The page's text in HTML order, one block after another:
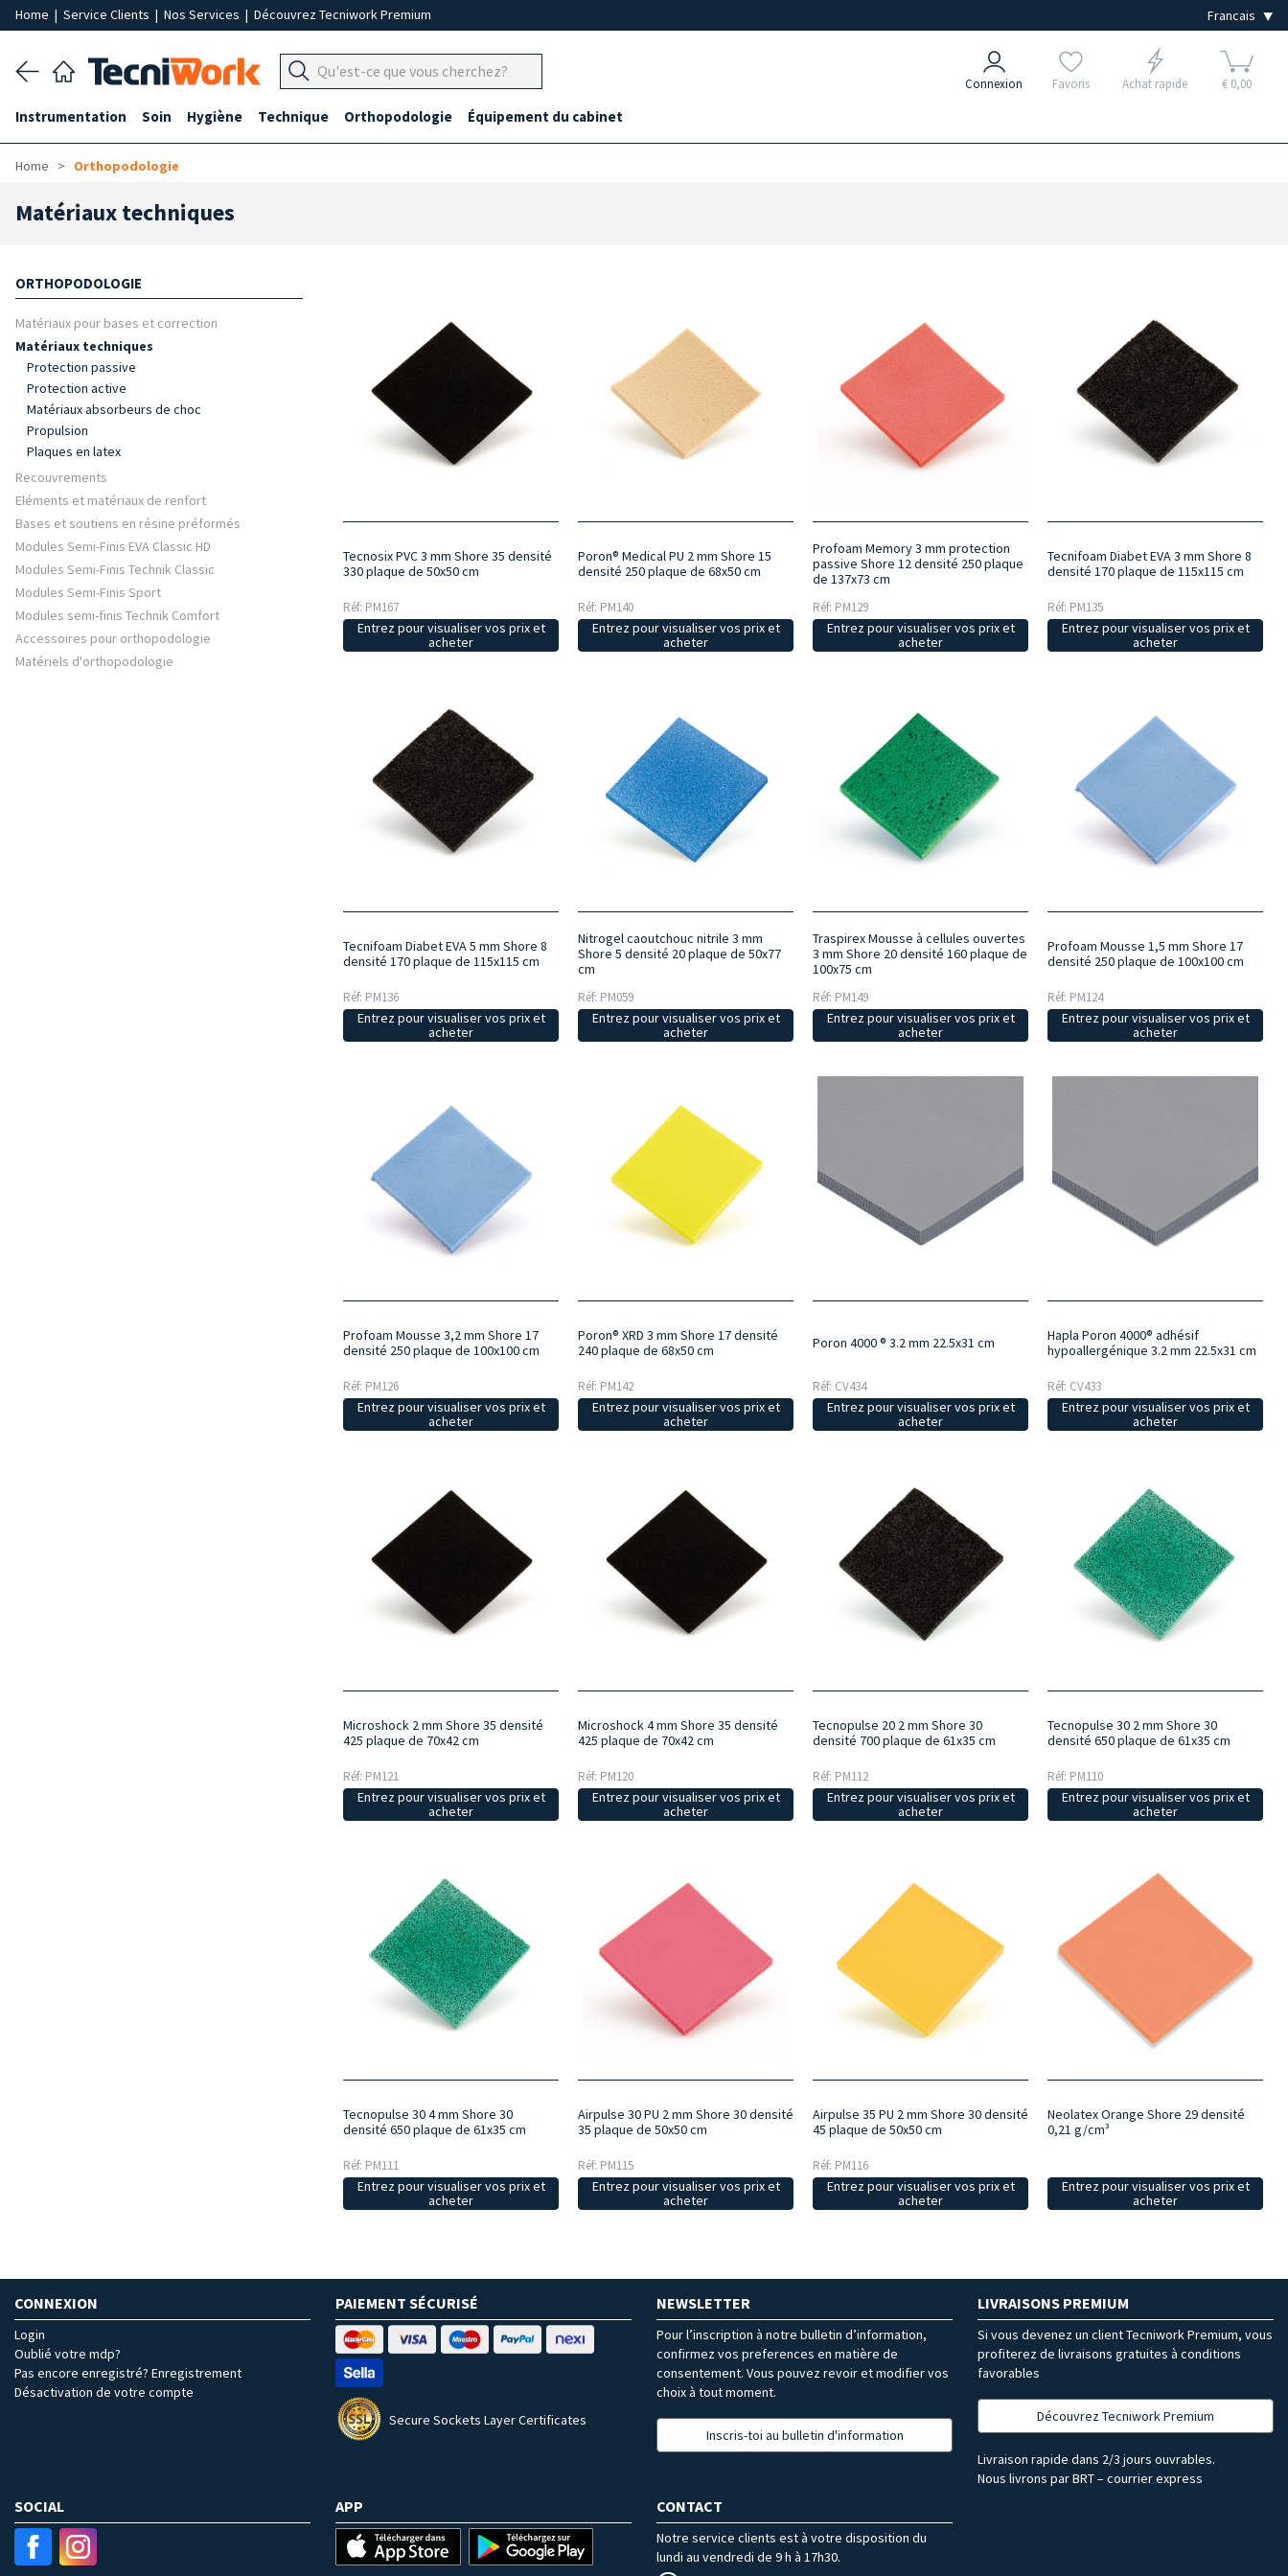
Home | Service Clients | Nos Services | Découvrez Tecniwork Premium
Connexion Favoris Achat rapide € 0,00
Instrumentation Soin Hygiène Technique Orthopodologie Équipement du cabinet
Home Orthopodologie
Matériaux techniques
ORTHOPODOLOGIE
Matériaux pour bases et correction
Matériaux techniques
Protection passive
Protection active
Matériaux absorbeurs de choc
Propulsion
Plaques en latex
Recouvrements
Eléments et matériaux de renfort
Bases et soutiens en résine préformés
Modules Semi-Finis EVA Classic HD
Modules Semi-Finis Technik Classic
Modules Semi-Finis Sport
Modules semi-finis Technik Comfort
Accessoires pour orthopodologie
Matériels d'orthopodologie
Tecnosix PVC 3 mm Shore 35 densité
330 plaque de 50x50 cm
Réf: PM167
Entrez pour visualiser vos prix et
acheter
Poron® Medical PU 2 mm Shore 15
densité 250 plaque de 68x50 cm
Réf: PM140
Entrez pour visualiser vos prix et
acheter
Profoam Memory 3 mm protection
passive Shore 12 densité 250 plaque
de 137x73 cm
Réf: PM129
Entrez pour visualiser vos prix et
acheter
Tecnifoam Diabet EVA 3 mm Shore 8
densité 170 plaque de 115x115 cm
Réf: PM135
Entrez pour visualiser vos prix et
acheter
Tecnifoam Diabet EVA 5 mm Shore 8
densité 170 plaque de 115x115 cm
Réf: PM136
Entrez pour visualiser vos prix et
acheter
Nitrogel caoutchouc nitrile 3 mm
Shore 5 densité 20 plaque de 50x77
cm
Réf: PM059
Entrez pour visualiser vos prix et
acheter
Traspirex Mousse à cellules ouvertes
3 mm Shore 20 densité 160 plaque de
100x75 cm
Réf: PM149
Entrez pour visualiser vos prix et
acheter
Profoam Mousse 1,5 mm Shore 17
densité 250 plaque de 100x100 cm
Réf: PM124
Entrez pour visualiser vos prix et
acheter
Profoam Mousse 3,2 mm Shore 17
densité 250 plaque de 100x100 cm
Réf: PM126
Entrez pour visualiser vos prix et
acheter
Poron® XRD 3 mm Shore 17 densité
240 plaque de 68x50 cm
Réf: PM142
Entrez pour visualiser vos prix et
acheter
Poron 4000 ® 3.2 mm 22.5x31 cm
Réf: CV434
Entrez pour visualiser vos prix et
acheter
Hapla Poron 4000® adhésif
hypoallergénique 3.2 mm 22.5x31 cm
Réf: CV433
Entrez pour visualiser vos prix et
acheter
Microshock 2 mm Shore 35 densité
425 plaque de 70x42 cm
Réf: PM121
Entrez pour visualiser vos prix et
acheter
Microshock 4 mm Shore 35 densité
425 plaque de 70x42 cm
Réf: PM120
Entrez pour visualiser vos prix et
acheter
Tecnopulse 20 2 mm Shore 30
densité 700 plaque de 61x35 cm
Réf: PM112
Entrez pour visualiser vos prix et
acheter
Tecnopulse 30 2 mm Shore 30
densité 650 plaque de 61x35 cm
Réf: PM110
Entrez pour visualiser vos prix et
acheter
Tecnopulse 30 4 mm Shore 30
densité 650 plaque de 61x35 cm
Réf: PM111
Entrez pour visualiser vos prix et
acheter
Airpulse 30 PU 2 mm Shore 30 densité
35 plaque de 50x50 cm
Réf: PM115
Entrez pour visualiser vos prix et
acheter
Airpulse 35 PU 2 mm Shore 30 densité
45 plaque de 50x50 cm
Réf: PM116
Entrez pour visualiser vos prix et
acheter
Neolatex Orange Shore 29 densité
0,21 g/cm³
Entrez pour visualiser vos prix et
acheter
CONNEXION
Login
Oublié votre mdp?
Pas encore enregistré? Enregistrement
Désactivation de votre compte
PAIEMENT SÉCURISÉ
Secure Sockets Layer Certificates
NEWSLETTER
Pour l’inscription à notre bulletin d’information,
confirmez vos preferences en matière de
consentement. Vous pouvez revoir et modifier vos
choix à tout moment.
Inscris-toi au bulletin d'information
LIVRAISONS PREMIUM
Si vous devenez un client Tecniwork Premium, vous
profiterez de livraisons gratuites à conditions
favorables
Découvrez Tecniwork Premium
Livraison rapide dans 2/3 jours ouvrables.
Nous livrons par BRT – courrier express
SOCIAL APP CONTACT
Notre service clients est à votre disposition du
lundi au vendredi de 9 h à 17h30.